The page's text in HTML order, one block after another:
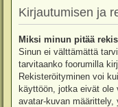
Kirjautumisen ja
Miksi minun pitää
Sinun ei välttämättä
tarvitaanko foorumilla
Rekisteröityminen voi
käyttöön, jotka eivät ole
avatar-kuvan